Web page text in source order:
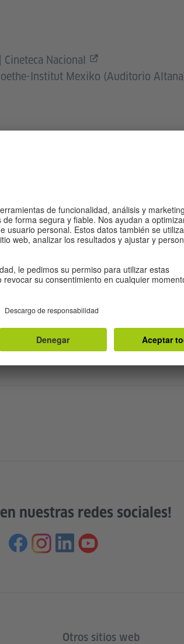
Cineteca Nacional
Institut Mexiko (Auditorio
traslada de la Alemania Oriental a la
su lugar de pertenencia, más el
entonces, a realizar actos de
la reglamentan.
nuestras redes sociales!
Otros sitios web